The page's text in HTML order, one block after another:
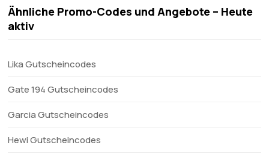
Ähnliche Promo-Codes und Angebote – Heute
aktiv
Lika Gutscheincodes
Gate 194 Gutscheincodes
Garcia Gutscheincodes
Hewi Gutscheincodes